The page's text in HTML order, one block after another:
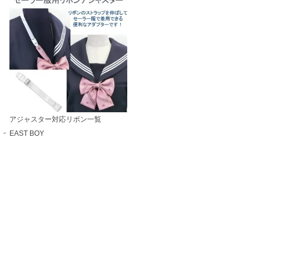
アジャスター対応リボン一覧
EAST BOY